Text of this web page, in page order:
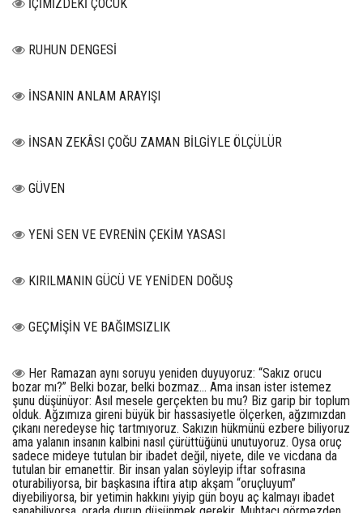
İÇİMİZDEKİ ÇOCUK
RUHUN DENGESİ
İNSANIN ANLAM ARAYIŞI
İNSAN ZEKÂSI ÇOĞU ZAMAN BİLGİYLE ÖLÇÜLÜR
GÜVEN
YENİ SEN VE EVRENİN ÇEKİM YASASI
KIRILMANIN GÜCÜ VE YENİDEN DOĞUŞ
GEÇMİŞİN VE BAĞIMSIZLIK
Her Ramazan aynı soruyu yeniden duyuyoruz: “Sakız orucu
bozar mı?” Belki bozar, belki bozmaz… Ama insan ister istemez
şunu düşünüyor: Asıl mesele gerçekten bu mu? Biz garip bir toplum
olduk. Ağzımıza gireni büyük bir hassasiyetle ölçerken, ağzımızdan
çıkanı neredeyse hiç tartmıyoruz. Sakızın hükmünü ezbere biliyoruz
ama yalanın insanın kalbini nasıl çürüttüğünü unutuyoruz. Oysa oruç
sadece mideye tutulan bir ibadet değil, niyete, dile ve vicdana da
tutulan bir emanettir. Bir insan yalan söyleyip iftar sofrasına
oturabiliyorsa, bir başkasına iftira atıp akşam “oruçluyum”
diyebiliyorsa, bir yetimin hakkını yiyip gün boyu aç kalmayı ibadet